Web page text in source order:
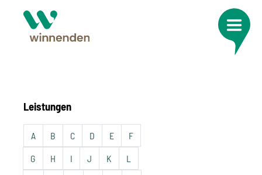
Leistungen
A B C D E F
G H I J K L